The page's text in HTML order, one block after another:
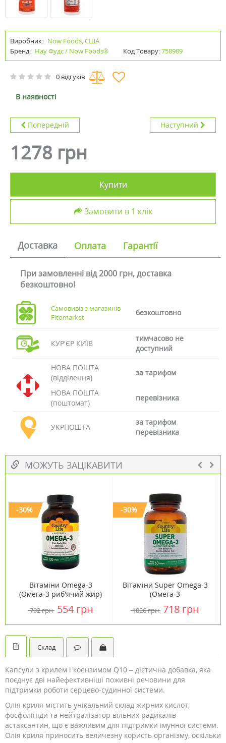
Виробник: Now Foods, США
Бренд: Нау Фудс / Now Foods® Код Товару:758989
0 відгуків
В наявності
Попередній Наступний
1278 грн
Купити
Замовити в 1 клік
Доставка Оплата Гарантії
При замовленні від 2000 грн, доставка
безкоштовно!
Самовивіз з магазинів
Fitomarket
безкоштовно
КУР'ЄР КИЇВ
тимчасово не
доступний
НОВА ПОШТА
(відділення)
за тарифом
НОВА ПОШТА
(поштомат)
перевізника
УКРПОШТА
за тарифом
перевізника
МОЖУТЬ ЗАЦІКАВИТИ
-30%
Вітаміни Omega-3
(Омега-3 риб'ячий жир)
Кантрі Лайф / Country
792 грн 554 грн
-30%
Вітаміни Super Omega-3
(Омега-3
риб'ячий жир) 60 капсул
1026 грн 718 грн
Склад
Капсули з крилем і коензимом Q10 – дієтична добавка, яка
поєднує дві найефективніші поживні речовини для
підтримки роботи серцево-судинної системи.
Олія криля містить унікальний склад жирних кислот,
фосфоліпіди та нейтралізатор вільних радикалів
астаксантин, що є важливим для підтримки імунної системи.
Олія криля приносить величезну користь організму, оскільки